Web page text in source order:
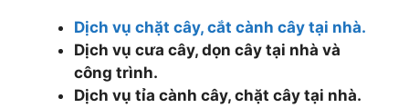
Dịch vụ chặt cây, cắt cành cây tại nhà.
Dịch vụ cưa cây, dọn cây tại nhà và
công trình.
Dịch vụ tỉa cành cây, chặt cây tại nhà.